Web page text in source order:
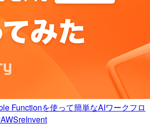
Functionを使って簡単なAIワークフロ